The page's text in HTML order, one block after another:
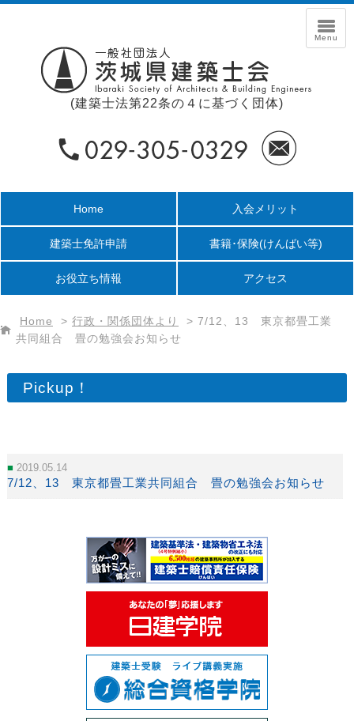
(建築士法第22条の４に基づく団体)
Home 入会メリット
建築士免許申請 書籍･保険(けんばい等)
お役立ち情報 アクセス
Home > 行政・関係団体より > 7/12、13 東京都畳工業
共同組合 畳の勉強会お知らせ
Pickup！
2019.05.14
7/12、13 東京都畳工業共同組合 畳の勉強会お知らせ